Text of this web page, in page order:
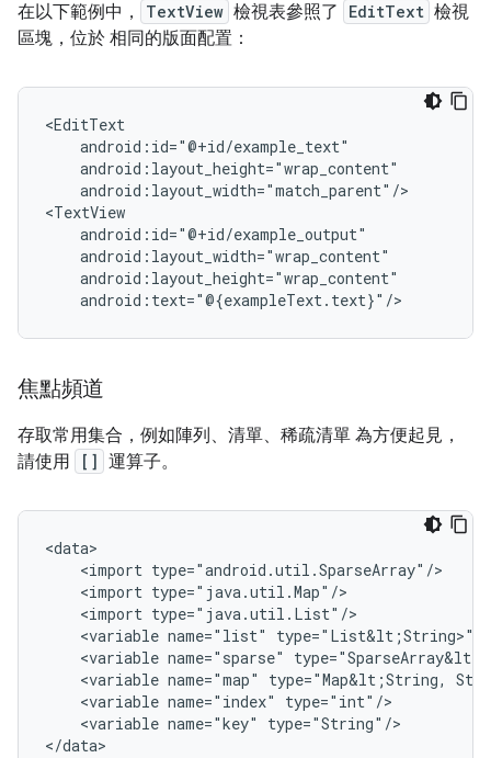
在以下範例中， TextView 檢視表參照了 EditText 檢視
區塊，位於 相同的版面配置：
android:layout_width="match_parent"/>
焦點頻道
存取常用集合，例如陣列、清單、稀疏清單 為方便起見，
請使用
[] 運算子。
<import
<import
<import
<variable name="list"
<variable name="sparse"
<variable name="map"
type="Map&lt;String,
<variable name="index"
<variable name="key"
type="String"/>
</data>